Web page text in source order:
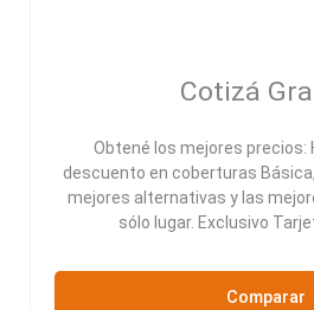
Cotizá
Obtené los mejores precios:
descuento en coberturas
mejores alternativas y las
sólo lugar. Exclusivo
Comparar